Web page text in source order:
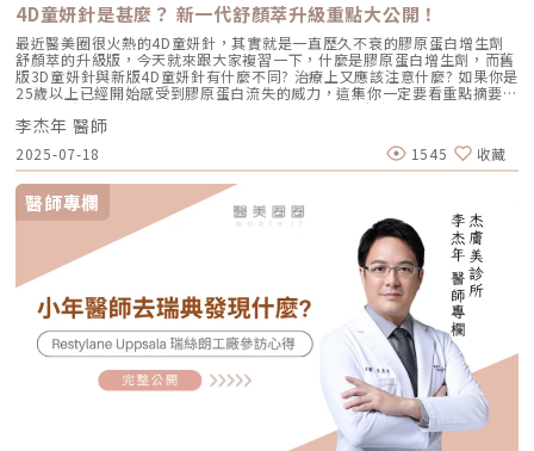
4D童妍針是甚麼？ 新一代舒顏萃升級重點大公開！
最近醫美圈很火熱的4D童妍針，其實就是一直歷久不衰的膠原蛋白增生劑
舒顏萃的升級版，今天就來跟大家複習一下，什麼是膠原蛋白增生劑，而舊
版3D童妍針與新版4D童妍針有什麼不同? 治療上又應該注意什麼? 如果你是
25歲以上已經開始感受到膠原蛋白流失的威力，這集你一定要看重點摘要：
0:47 3D舒顏萃與4D童妍針作用機轉是什麼？01:25 舒顏萃特色是什麼？
03:04 4D童妍針升級重點LINE官方帳號一對一咨詢👉
https://reurl.cc/x3EQZN歡迎訂閱我的頻道👉https://reurl.cc/nY51k8關
注杰膚美診所FB👉https://reurl.cc/XQljva杰膚美診所官網👉
https://jfmskin.com/關注李杰年醫師FB👉https://reurl.cc/Mzk0nm杰膚
美診所地址：104台北市中山區復興北路50號2樓電話：02-8772-6625
李杰年 醫師
2025-07-18 1545 收藏
醫師專欄